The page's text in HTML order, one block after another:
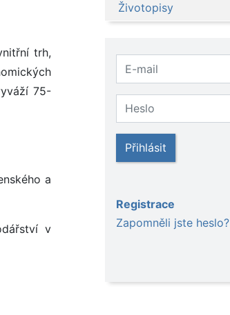
trh,
75-
a
v
Životopisy
Přihlásit
Registrace
Zapomněli jste heslo?